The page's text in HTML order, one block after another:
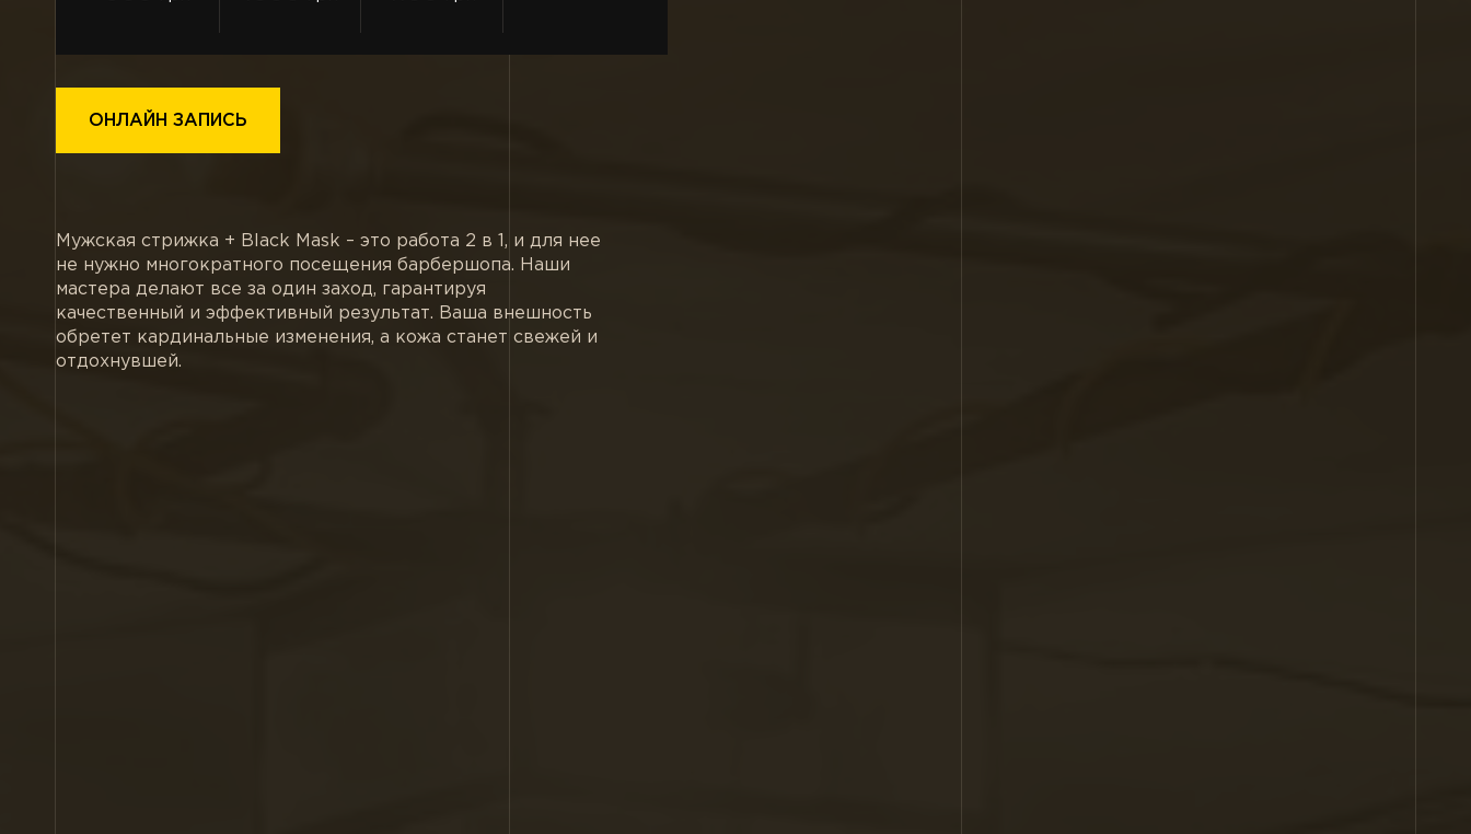
ОНЛАЙН ЗАПИСЬ
Мужская стрижка + Black Mask – это работа 2 в 1, и для нее
не нужно многократного посещения барбершопа. Наши
мастера делают все за один заход, гарантируя
качественный и эффективный результат. Ваша внешность
обретет кардинальные изменения, а кожа станет свежей и
отдохнувшей.